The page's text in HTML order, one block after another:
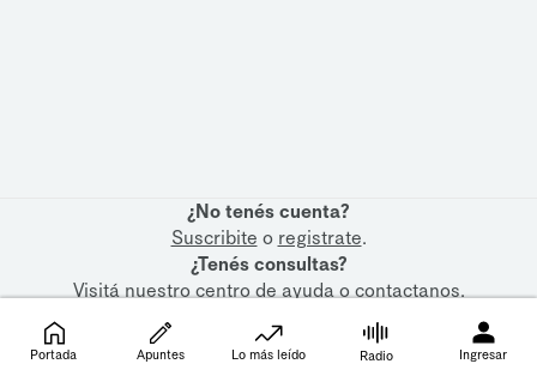
¿No tenés cuenta?
Suscribite o registrate.
¿Tenés consultas?
Visitá nuestrocentro de ayudaocontactanos.
Portada Apuntes Lo más leído Radio Ingresar